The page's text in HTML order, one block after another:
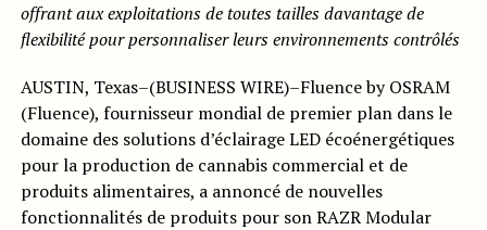
offrant aux exploitations de toutes tailles davantage de
flexibilité pour personnaliser leurs environnements contrôlés
AUSTIN, Texas–(BUSINESS WIRE)–Fluence by OSRAM
(Fluence), fournisseur mondial de premier plan dans le
domaine des solutions d’éclairage LED écoénergétiques
pour la production de cannabis commercial et de
produits alimentaires, a annoncé de nouvelles
fonctionnalités de produits pour son RAZR Modular